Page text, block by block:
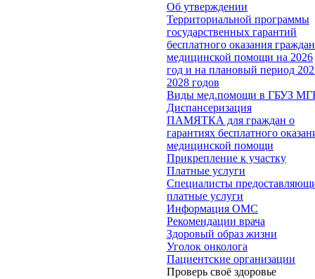
Об утверждении
Территориальной программы
государственных гарантий
бесплатного оказания
медицинской помощи на 2026
год и на плановый период
2028 годов
Виды мед.помощи в ГБУЗ
Диспансеризация
ПАМЯТКА для граждан о
гарантиях бесплатного
медицинской помощи
Прикрепление к участку
Платные услуги
Специалисты
платные услуги
Информация ОМС
Рекомендации врача
Здоровый образ жизни
Уголок онколога
Пациентские организации
Проверь своё здоровье